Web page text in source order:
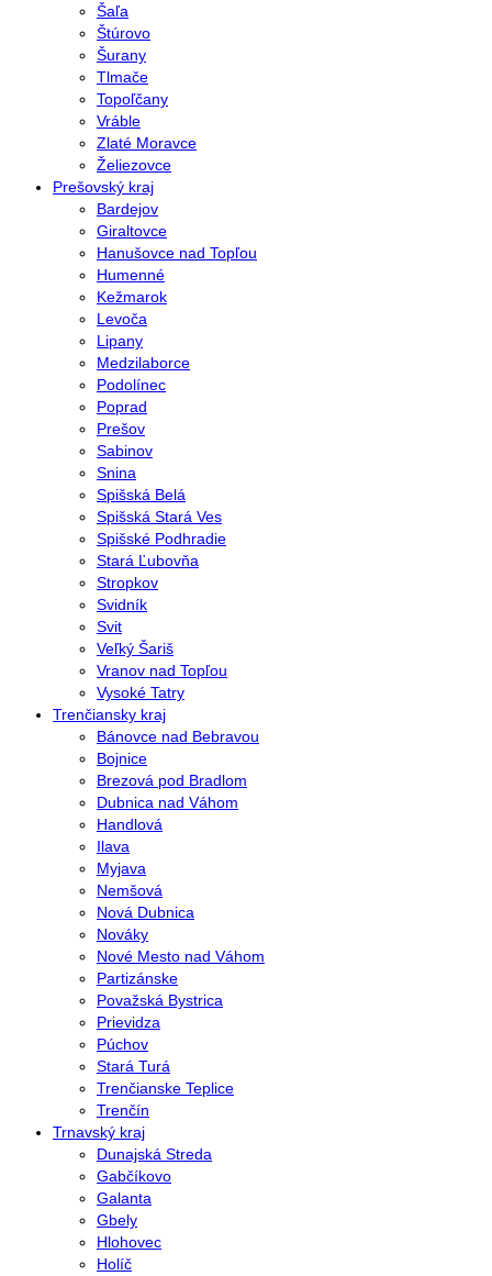
Šaľa
Štúrovo
Šurany
Tlmače
Topoľčany
Vráble
Zlaté Moravce
Želiezovce
Prešovský kraj
Bardejov
Giraltovce
Hanušovce nad Topľou
Humenné
Kežmarok
Levoča
Lipany
Medzilaborce
Podolínec
Poprad
Prešov
Sabinov
Snina
Spišská Belá
Spišská Stará Ves
Spišské Podhradie
Stará Ľubovňa
Stropkov
Svidník
Svit
Veľký Šariš
Vranov nad Topľou
Vysoké Tatry
Trenčiansky kraj
Bánovce nad Bebravou
Bojnice
Brezová pod Bradlom
Dubnica nad Váhom
Handlová
Ilava
Myjava
Nemšová
Nová Dubnica
Nováky
Nové Mesto nad Váhom
Partizánske
Považská Bystrica
Prievidza
Púchov
Stará Turá
Trenčianske Teplice
Trenčín
Trnavský kraj
Dunajská Streda
Gabčíkovo
Galanta
Gbely
Hlohovec
Holíč